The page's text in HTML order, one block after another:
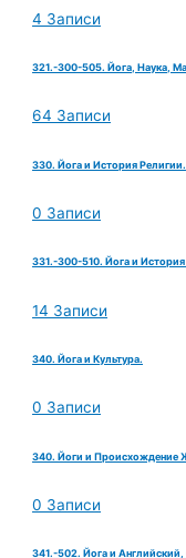
4 Записи
321.-300-505. Йога, Наука,
64 Записи
330. Йога и История Религии.
0 Записи
331.-300-510. Йога и
14 Записи
340. Йога и Культура.
0 Записи
340. Йоги и Происхождение
0 Записи
341.-502. Йога и Английский,